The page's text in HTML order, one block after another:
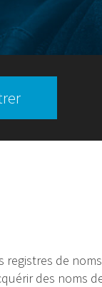
registres de
des noms